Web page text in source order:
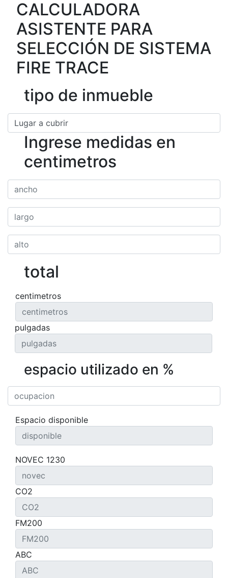
CALCULADORA
ASISTENTE PARA
SELECCIÓN DE SISTEMA
FIRE TRACE
tipo de inmueble
Ingrese medidas en
centimetros
total
centimetros
pulgadas
espacio utilizado en %
Espacio disponible
NOVEC 1230
CO2
FM200
ABC